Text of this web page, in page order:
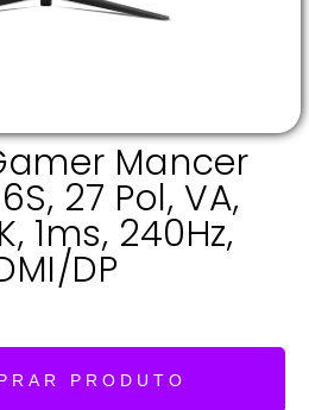
Mancer
27 Pol, VA,
1ms, 240Hz,
DP
PRODUTO